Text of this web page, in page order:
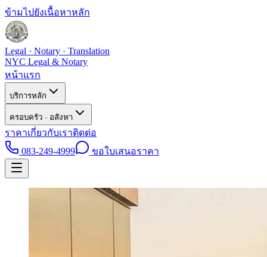
ข้ามไปยังเนื้อหาหลัก
Legal · Notary · Translation
NYC Legal & Notary
หน้าแรก
บริการหลัก
ครอบครัว · อสังหา
ราคาเกี่ยวกับเราติดต่อ
083-249-4999
ขอใบเสนอราคา